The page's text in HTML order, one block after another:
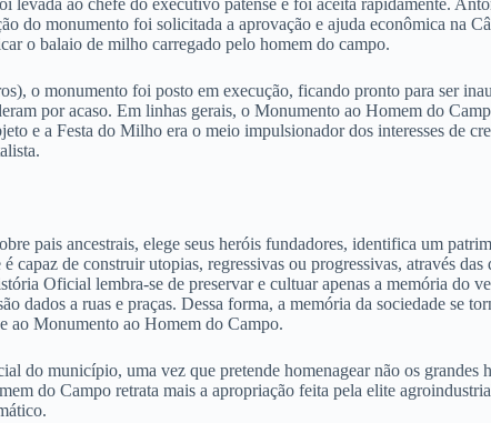
levada ao chefe do executivo patense e foi aceita rapidamente.
do monumento foi solicitada a aprovação e ajuda econômica na
o balaio de milho carregado pelo homem do campo.
o monumento foi posto em execução, ficando pronto para ser
por acaso. Em linhas gerais, o Monumento ao Homem do
e a Festa do Milho era o meio impulsionador dos interesses de
pais ancestrais, elege seus heróis fundadores, identifica um
de construir utopias, regressivas ou progressivas, através das
Oficial lembra-se de preservar e cultuar apenas a memória do
dados a ruas e praças. Dessa forma, a memória da sociedade se
ao Monumento ao Homem do Campo.
do município, uma vez que pretende homenagear não os grandes
do Campo retrata mais a apropriação feita pela elite